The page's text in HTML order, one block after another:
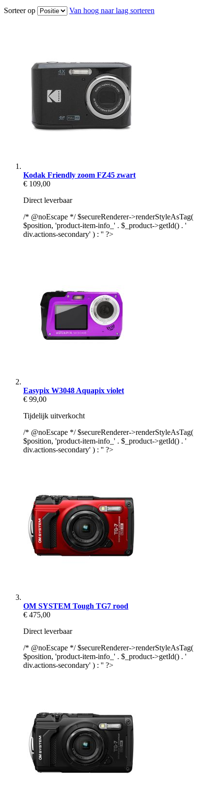
Sorteer op Van hoog naar laag sorteren
Kodak Friendly zoom FZ45 zwart
€ 109,00
Direct leverbaar
/* @noEscape */ $secureRenderer->renderStyleAsTag(
$position, 'product-item-info_' . $_product->getId() . '
div.actions-secondary' ) : '' ?>
Easypix W3048 Aquapix violet
€ 99,00
Tijdelijk uitverkocht
/* @noEscape */ $secureRenderer->renderStyleAsTag(
$position, 'product-item-info_' . $_product->getId() . '
div.actions-secondary' ) : '' ?>
OM SYSTEM Tough TG7 rood
€ 475,00
Direct leverbaar
/* @noEscape */ $secureRenderer->renderStyleAsTag(
$position, 'product-item-info_' . $_product->getId() . '
div.actions-secondary' ) : '' ?>